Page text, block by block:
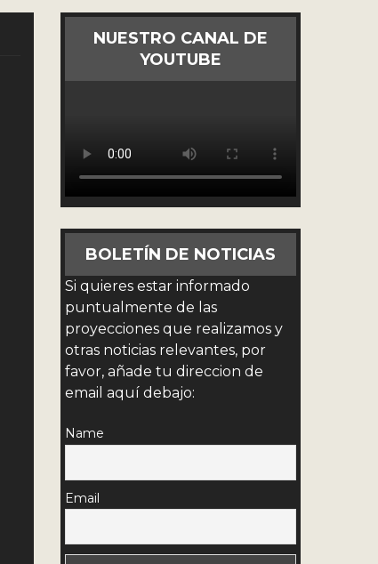
NUESTRO CANAL DE
YOUTUBE
BOLETÍN DE NOTICIAS
Si quieres estar informado
puntualmente de las
proyecciones que realizamos y
otras noticias relevantes, por
favor, añade tu direccion de
email aquí debajo:
Name
Email